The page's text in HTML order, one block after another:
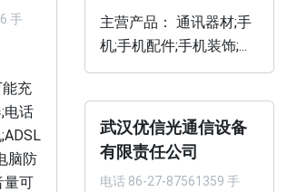
主营产品： 通讯器材;手
机;手机配件;手机装饰;...
手
充
电话
脑防
量可
武汉优信光通信设备
有限责任公司
电话 86-27-87561359 手